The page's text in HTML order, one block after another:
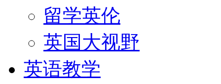
留学英伦
英国大视野
英语教学